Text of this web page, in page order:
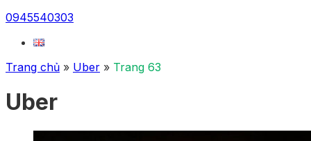
0945540303
Trang chủ » Uber » Trang 63
Uber